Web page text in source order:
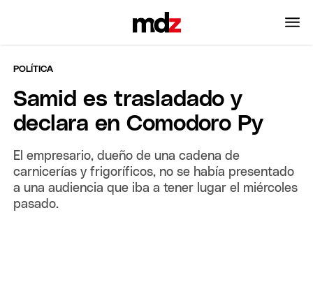
POLÍTICA
Samid es trasladado y
declara en Comodoro Py
El empresario, dueño de una cadena de
carnicerías y frigoríficos, no se había presentado
a una audiencia que iba a tener lugar el miércoles
pasado.